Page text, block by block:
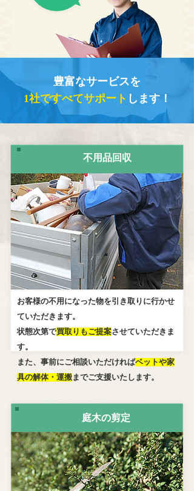
豊富なサービスを
1社ですべてサポート します！
不用品回収
お客様の不用になった物を引き取りに行かせ
ていただきます。
状態次第で買取りもご提案させていただきま
す。
また、事前にご相談いただければベットや家
具の解体・運搬までご支援いたします。
庭木の剪定